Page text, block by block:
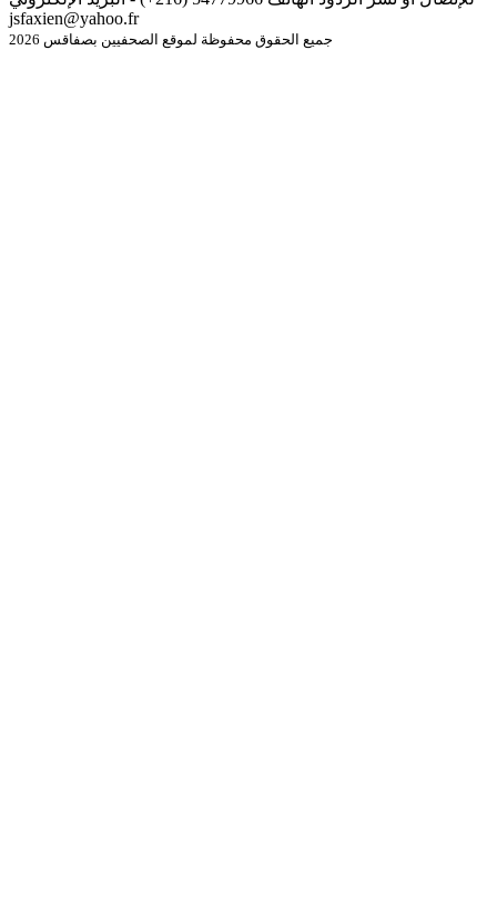
jsfaxien@yahoo.fr
جميع الحقوق محفوظة لموقع الصحفيين بصفاقس 2026